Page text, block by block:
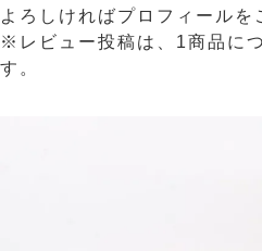
よろしければプロフィールを
※レビュー投稿は、1商品に
す。